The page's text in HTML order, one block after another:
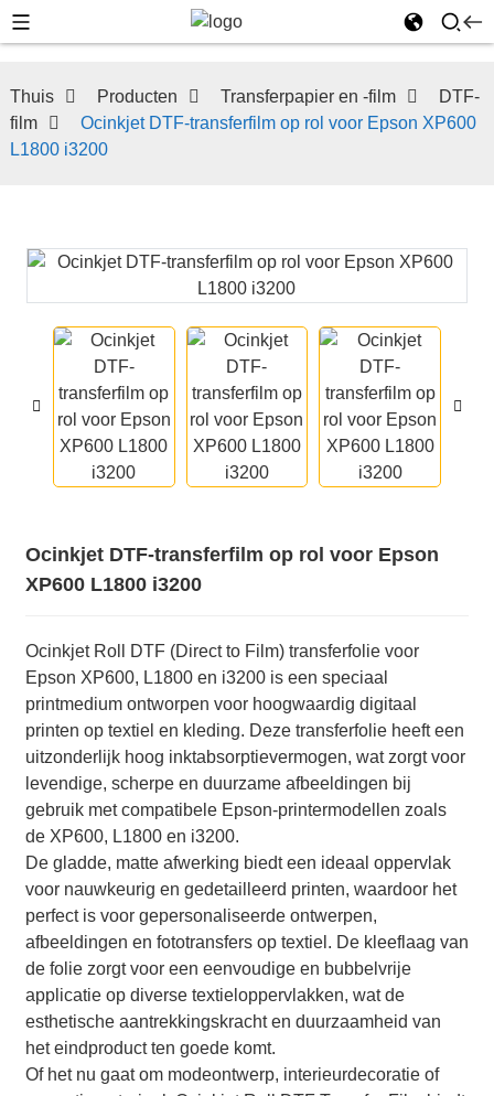
Thuis Producten Transferpapier en -film
DTF-
film
Ocinkjet DTF-transferfilm op rol voor Epson XP600
L1800 i3200
Ocinkjet DTF-transferfilm op rol voor Epson
XP600 L1800 i3200
Ocinkjet Roll DTF (Direct to Film) transferfolie voor
Epson XP600, L1800 en i3200 is een speciaal
printmedium ontworpen voor hoogwaardig digitaal
printen op textiel en kleding. Deze transferfolie heeft een
uitzonderlijk hoog inktabsorptievermogen, wat zorgt voor
levendige, scherpe en duurzame afbeeldingen bij
gebruik met compatibele Epson-printermodellen zoals
de XP600, L1800 en i3200.
De gladde, matte afwerking biedt een ideaal oppervlak
voor nauwkeurig en gedetailleerd printen, waardoor het
perfect is voor gepersonaliseerde ontwerpen,
afbeeldingen en fototransfers op textiel. De kleeflaag van
de folie zorgt voor een eenvoudige en bubbelvrije
applicatie op diverse textieloppervlakken, wat de
esthetische aantrekkingskracht en duurzaamheid van
het eindproduct ten goede komt.
Of het nu gaat om modeontwerp, interieurdecoratie of